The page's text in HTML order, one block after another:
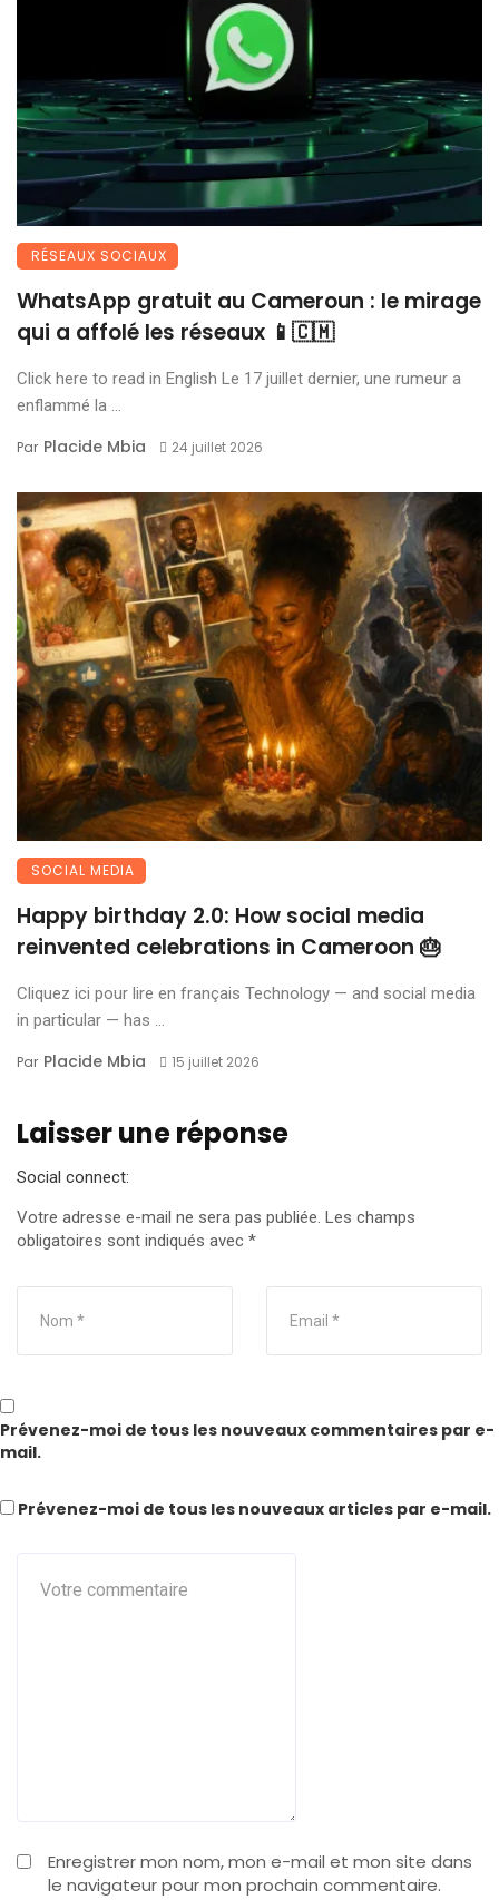
RÉSEAUX SOCIAUX
WhatsApp gratuit au Cameroun : le mirage
qui a affolé les réseaux 📱🇨🇲
Click here to read in English Le 17 juillet dernier, une rumeur a
enflammé la ...
Par Placide Mbia 24 juillet 2026
SOCIAL MEDIA
Happy birthday 2.0: How social media
reinvented celebrations in Cameroon 🎂
Cliquez ici pour lire en français Technology — and social media
in particular — has ...
Par Placide Mbia 15 juillet 2026
Laisser une réponse
Social connect:
Votre adresse e-mail ne sera pas publiée. Les champs
obligatoires sont indiqués avec *
Enregistrer mon nom, mon e-mail et mon site dans
le navigateur pour mon prochain commentaire.
Prévenez-moi de tous les nouveaux commentaires par e-
mail.
Prévenez-moi de tous les nouveaux articles par e-mail.